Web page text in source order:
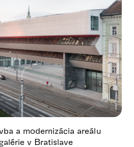
a modernizácia areálu
v Bratislave